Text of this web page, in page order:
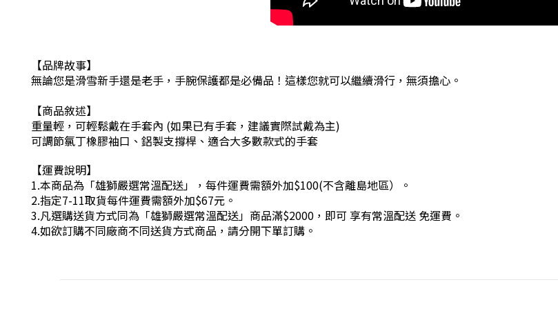
【品牌故事】
無論您是滑雪新手還是老手，手腕保護都是必備品！這樣您就可以繼續滑行，無須擔心。
【商品敘述】
重量輕，可輕鬆戴在手套內 (如果已有手套，建議實際試戴為主)
可調節氯丁橡膠袖口、鋁製支撐桿、適合大多數款式的手套
【運費說明】
1.本商品為「雄獅嚴選常溫配送」，每件運費需額外加$100(不含離島地區）。
2.指定7-11取貨每件運費需額外加$67元。
3.凡選購送貨方式同為「雄獅嚴選常溫配送」商品滿$2000，即可 享有常溫配送 免運費。
4.如欲訂購不同廠商不同送貨方式商品，請分開下單訂購。